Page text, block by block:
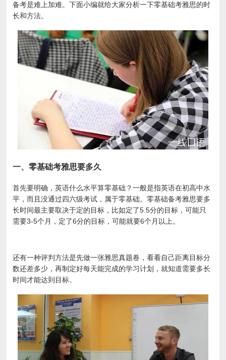
备考是难上加难。下面小编就给大家分析一下零基础考雅思的时
长和方法。
一、零基础考雅思要多久
首先要明确，英语什么水平算零基础？一般是指英语在初高中水
平，而且没通过四六级考试，属于零基础。零基础备考雅思要多
长时间最主要取决于定的目标，比如定了5.5分的目标，可能只
需要3-5个月，定了6分的目标，可能就要6个月以上。
还有一种评判方法是先做一张雅思真题卷，看看自己距离目标分
数还差多少，再制定好每天能完成的学习计划，就知道需要多长
时间才能达到目标。